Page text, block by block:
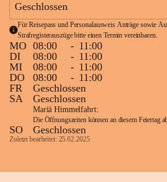
Geschlossen
Für Reisepass und Personalausweis Anträge sowie
Strafregisterauszüge bitte einen Termin vereinbaren.
MO 08:00 - 11:00
DI
08:00 - 11:00
MI
08:00 - 11:00
DO
08:00 - 11:00
FR
Geschlossen
SA
Geschlossen
Mariä Himmelfahrt:
Die Öffnungszeiten können an diesem Feiertag
SO Geschlossen
Zuletzt bearbeitet: 25.02.2025